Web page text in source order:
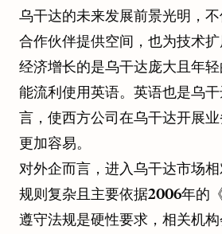
乌干达的未来发展前景光明，
合作伙伴提供空间，也为技术
经济增长的是乌干达庞大且年
能流利使用英语。英语也是乌
言，使西方公司在乌干达开展
更加容易。
对外企而言，进入乌干达市场
规则复杂且主要依据2006年的
遵守法规是硬性要求，相关机